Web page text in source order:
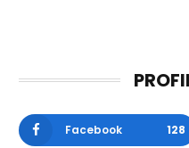
Facebook 128